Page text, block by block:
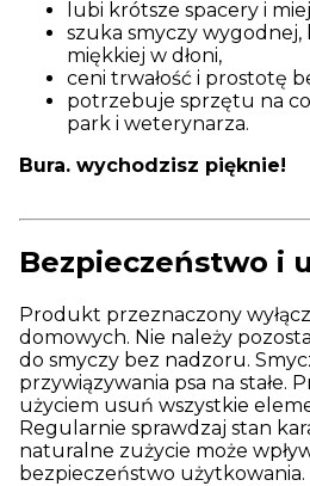
lubi krótsze spacery i
szuka smyczy
miękkiej w dłoni,
ceni trwałość i prostotę
potrzebuje sprzętu na
park i weterynarza.
Bura. wychodzisz pięknie!
Bezpieczeństwo i
Produkt przeznaczony
domowych. Nie należy
do smyczy bez nadzoru.
przywiązywania psa na stałe.
użyciem usuń wszystkie
Regularnie sprawdzaj stan
naturalne zużycie może
bezpieczeństwo użytkowania.